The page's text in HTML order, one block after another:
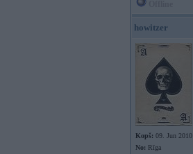
howitzer
Kopš: 09. Jun 2010
No: Rīga